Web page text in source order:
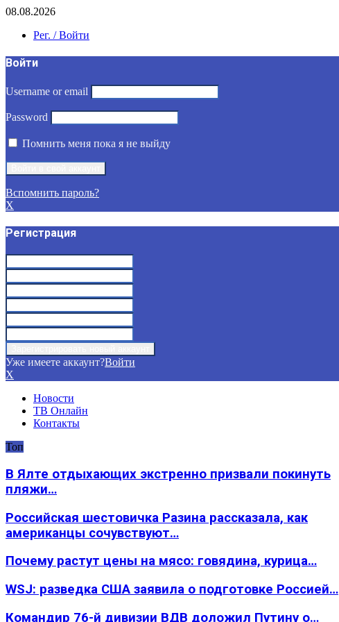
08.08.2026
Рег. / Войти
Войти
Username or email
Password
Помнить меня пока я не выйду
Вспомнить пароль?
X
Регистрация
Уже имеете аккаунт?Войти
X
Новости
ТВ Онлайн
Контакты
Топ
В Ялте отдыхающих экстренно призвали покинуть
пляжи…
Российская шестовичка Разина рассказала, как
американцы сочувствуют…
Почему растут цены на мясо: говядина, курица…
WSJ: разведка США заявила о подготовке Россией…
Командир 76-й дивизии ВДВ доложил Путину о…